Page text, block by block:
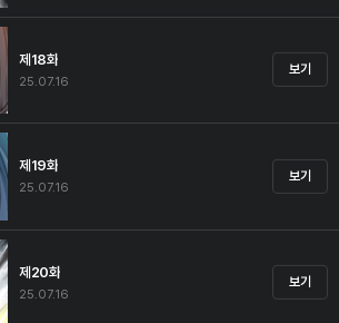
제18화
25.07.16
보기
제19화
25.07.16
보기
제20화
25.07.16
보기